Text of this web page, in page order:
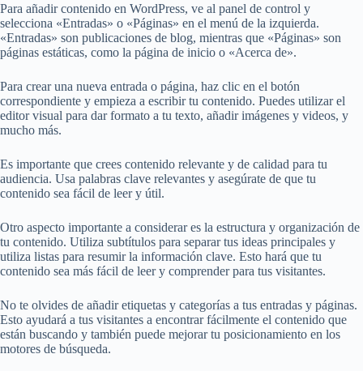
Para añadir contenido en WordPress, ve al panel de control y
selecciona «Entradas» o «Páginas» en el menú de la izquierda.
«Entradas» son publicaciones de blog, mientras que «Páginas» son
páginas estáticas, como la página de inicio o «Acerca de».
Para crear una nueva entrada o página, haz clic en el botón
correspondiente y empieza a escribir tu contenido. Puedes utilizar el
editor visual para dar formato a tu texto, añadir imágenes y videos, y
mucho más.
Es importante que crees contenido relevante y de calidad para tu
audiencia. Usa palabras clave relevantes y asegúrate de que tu
contenido sea fácil de leer y útil.
Otro aspecto importante a considerar es la estructura y organización de
tu contenido. Utiliza subtítulos para separar tus ideas principales y
utiliza listas para resumir la información clave. Esto hará que tu
contenido sea más fácil de leer y comprender para tus visitantes.
No te olvides de añadir etiquetas y categorías a tus entradas y páginas.
Esto ayudará a tus visitantes a encontrar fácilmente el contenido que
están buscando y también puede mejorar tu posicionamiento en los
motores de búsqueda.